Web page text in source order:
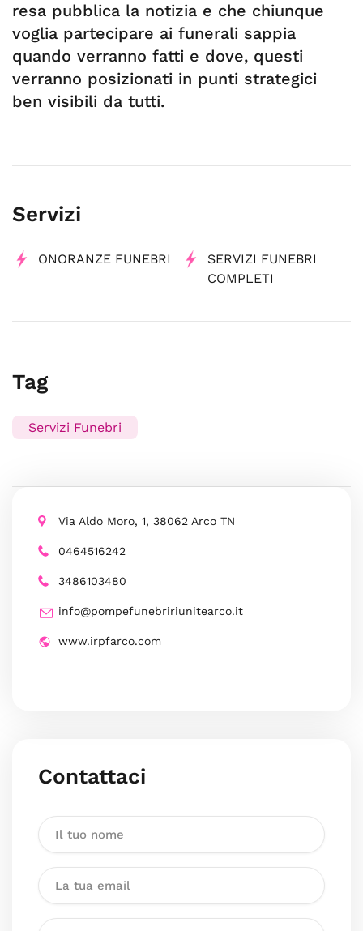
resa pubblica la notizia e che chiunque
voglia partecipare ai funerali sappia
quando verranno fatti e dove, questi
verranno posizionati in punti strategici
ben visibili da tutti.
Servizi
ONORANZE FUNEBRI
SERVIZI FUNEBRI
COMPLETI
Tag
Servizi Funebri
Via Aldo Moro, 1, 38062 Arco TN
0464516242
3486103480
info@pompefunebririunitearco.it
www.irpfarco.com
Contattaci